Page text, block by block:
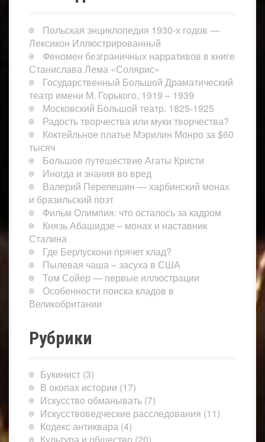
Польская энциклопедия 1930-х годов —
Лексикон Иллюстрированный
Феномен безграничных нарративов в книге
Станислава Лема «Солярис»
Государственный Большой Драматический
театр имени М. Горького, 1919 – 1939
Московский Большой театр. 1825-1925
Радость творчества или муки творчества?
Коктейльное платье Мэрилин Монро за $60
тысяч
Большое путешествие Агаты Кристи
Иногда и знания во вред
Валерий Перелешин — харбинский монах
и бразильский поэт
Фильм Олимпия: что осталось за кадром
Князь Абашидзе – монах и наставник
Сталина
Где Берлускони прячет клад?
Пылевая чаша – засуха в США
Том Сойер — первые иллюстрации
Особенности поиска кладов в
Великобритании
Рубрики
Букинист (3)
В окопах истории (17)
Искусство обманывать (7)
Искусствоведческие расследования (11)
Кодекс антиквара (4)